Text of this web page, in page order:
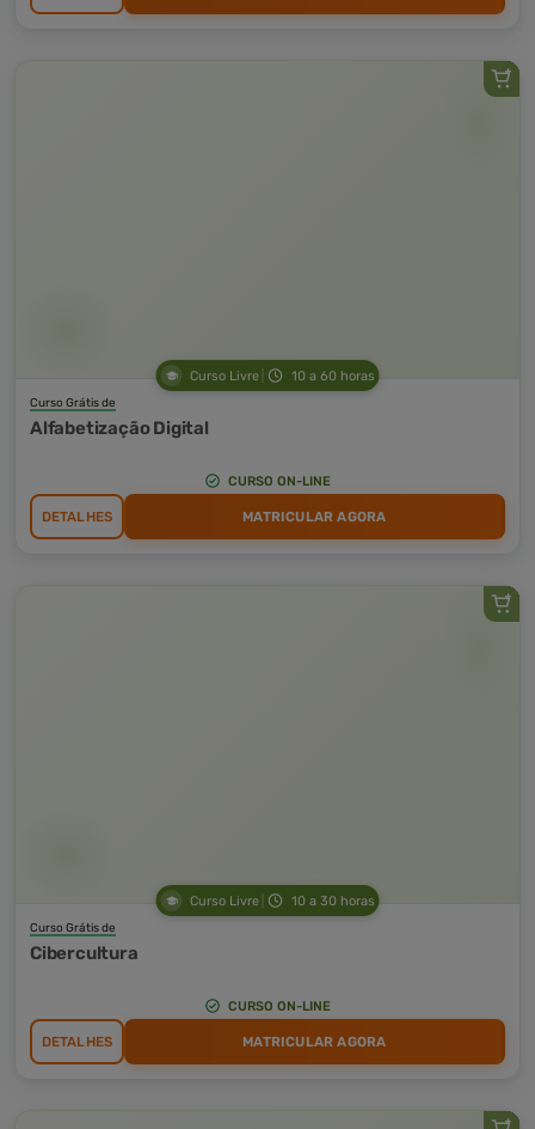
Curso Livre 10 a 60 horas
Curso Grátis de
Alfabetização Digital
CURSO ON-LINE
DETALHES MATRICULAR AGORA
Curso Livre 10 a 30 horas
Curso Grátis de
Cibercultura
CURSO ON-LINE
DETALHES MATRICULAR AGORA